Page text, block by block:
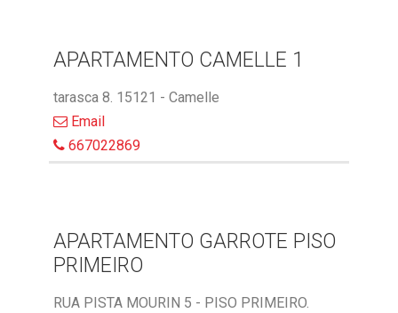
APARTAMENTO CAMELLE 1
tarasca 8. 15121 - Camelle
Email
667022869
APARTAMENTO GARROTE PISO
PRIMEIRO
RUA PISTA MOURIN 5 - PISO PRIMEIRO.